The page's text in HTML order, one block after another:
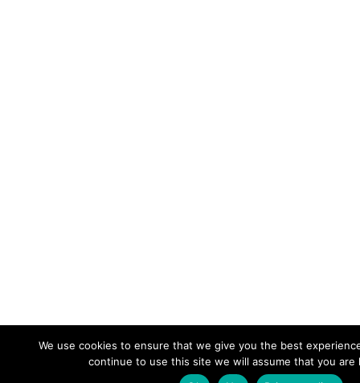
We use cookies to ensure that we give you the best
continue to use this site we will assume that you are